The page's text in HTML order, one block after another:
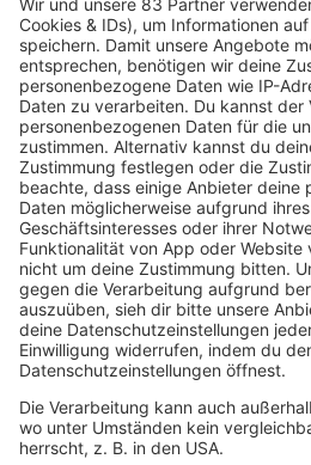
The Proclaimers - I'm
Miles)
07.04.2025
U2 - Where the Streets
31.03.2025
Michael Jackson -
Somethin'
24.03.2025
MARRS - Pump Up the
17.03.2025